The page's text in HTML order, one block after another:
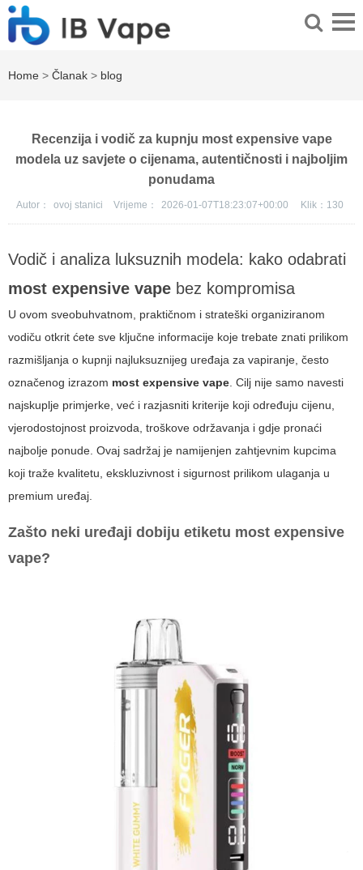
Home > Članak > blog
Recenzija i vodič za kupnju most expensive vape
modela uz savjete o cijenama, autentičnosti i najboljim
ponudama
Autor： ovoj stanici Vrijeme： 2026-01-07T18:23:07+00:00 Klik： 130
Vodič i analiza luksuznih modela: kako odabrati
most expensive vape bez kompromisa
U ovom sveobuhvatnom, praktičnom i strateški organiziranom
vodiču otkrit ćete sve ključne informacije koje trebate znati prilikom
razmišljanja o kupnji najluksuznijeg uređaja za vapiranje, često
označenog izrazom most expensive vape. Cilj nije samo navesti
najskuplje primjerke, već i razjasniti kriterije koji određuju cijenu,
vjerodostojnost proizvoda, troškove održavanja i gdje pronaći
najbolje ponude. Ovaj sadržaj je namijenjen zahtjevnim kupcima
koji traže kvalitetu, ekskluzivnost i sigurnost prilikom ulaganja u
premium uređaj.
Zašto neki uređaji dobiju etiketu most expensive
vape?